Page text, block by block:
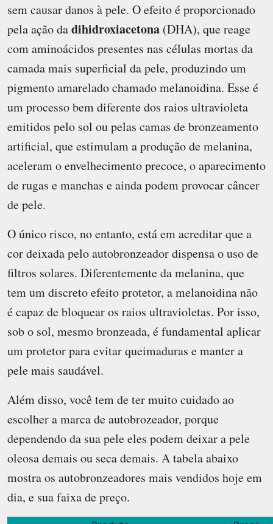
sem causar danos à pele. O efeito é proporcionado
pela ação dadihidroxiacetona (DHA), que reage
com aminoácidos presentes nas células mortas da
camada mais superficial da pele, produzindo um
pigmento amarelado chamado melanoidina. Esse é
um processo bem diferente dos raios ultravioleta
emitidos pelo sol ou pelas camas de bronzeamento
artificial, que estimulam a produção de melanina,
aceleram o envelhecimento precoce, o aparecimento
de rugas e manchas e ainda podem provocar câncer
de pele.
O único risco, no entanto, está em acreditar que a
cor deixada pelo autobronzeador dispensa o uso de
filtros solares. Diferentemente da melanina, que
tem um discreto efeito protetor, a melanoidina não
é capaz de bloquear os raios ultravioletas. Por isso,
sob o sol, mesmo bronzeada, é fundamental aplicar
um protetor para evitar queimaduras e manter a
pele mais saudável.
Além disso, você tem de ter muito cuidado ao
escolher a marca de autobrozeador, porque
dependendo da sua pele eles podem deixar a pele
oleosa demais ou seca demais. A tabela abaixo
mostra os autobronzeadores mais vendidos hoje em
dia, e sua faixa de preço.